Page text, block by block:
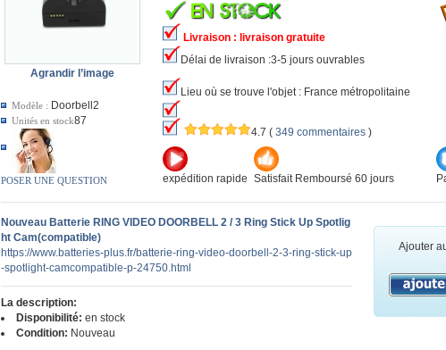
Agrandir l’image
Modèle : Doorbell2
Unités en stock87
POSER UNE QUESTION
Livraison : livraison gratuite
Délai de livraison :3-5 jours ouvrables
Lieu où se trouve l'objet : France métropolitaine
4.7 ( 349 commentaires )
expédition rapide Satisfait Remboursé 60 jours
Ajouter
Nouveau Batterie RING VIDEO DOORBELL 2 / 3 Ring Stick Up Spotlig
ht Cam(compatible)
https://www.batteries-plus.fr/batterie-ring-video-doorbell-2-3-ring-stick-up
-spotlight-camcompatible-p-24750.html
La description:
Disponibilité: en stock
Condition: Nouveau